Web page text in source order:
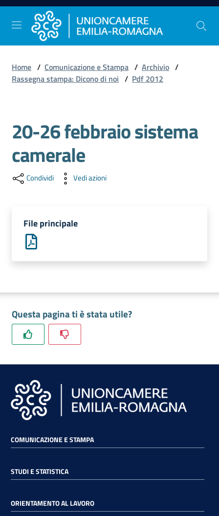
Vai al contenuto
Vai alla navigazione
Vai al footer
Comunicazione
Studi
e
Statistica
lavoro
Promozione
Internazionalizzazione
delle
Chi
siamo
Seguici
Home / Comunicazione e Stampa / Archivio /
Rassegna stampa: Dicono di noi / Pdf 2012
20-26 febbraio sistema
camerale
Condividi Vedi azioni
File principale
Questa pagina ti è stata utile?
COMUNICAZIONE E STAMPA
STUDI E STATISTICA
ORIENTAMENTO AL LAVORO